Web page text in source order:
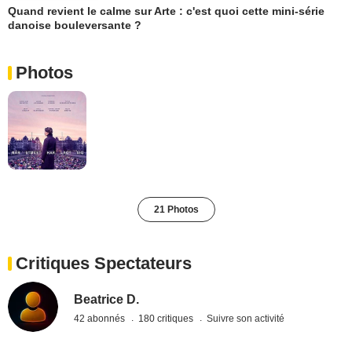
Quand revient le calme sur Arte : c'est quoi cette mini-série
danoise bouleversante ?
Photos
21 Photos
Critiques Spectateurs
Beatrice D.
42 abonnés 180 critiques Suivre son activité